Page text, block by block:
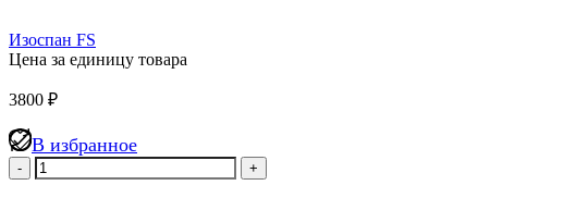
Изоспан FS
Цена за единицу товара
3800 ₽
В избранное
Количество
товара